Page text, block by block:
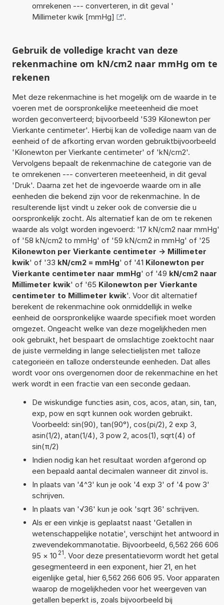
omrekenen --- converteren, in dit geval '
Millimeter kwik [mmHg]
'.
Gebruik de volledige kracht van deze
rekenmachine om kN/cm2 naar mmHg om te
rekenen
Met deze rekenmachine is het mogelijk om de waarde in te
voeren met de oorspronkelijke meeteenheid die moet
worden geconverteerd; bijvoorbeeld '539 Kilonewton per
Vierkante centimeter'. Hierbij kan de volledige naam van de
eenheid of de afkorting ervan worden gebruiktbijvoorbeeld
'Kilonewton per Vierkante centimeter' of 'kN/cm2'.
Vervolgens bepaalt de rekenmachine de categorie van de
te omrekenen --- converteren meeteenheid, in dit geval
'Druk'. Daarna zet het de ingevoerde waarde om in alle
eenheden die bekend zijn voor de rekenmachine. In de
resulterende lijst vindt u zeker ook de conversie die u
oorspronkelijk zocht. Als alternatief kan de om te rekenen
waarde als volgt worden ingevoerd: '17 kN/cm2 naar mmHg'
of '58 kN/cm2 to mmHg' of '59 kN/cm2 in mmHg' of '25
Kilonewton per Vierkante centimeter -> Millimeter
kwik' of '33 kN/cm2 = mmHg' of '41 Kilonewton per
Vierkante centimeter naar mmHg' of '49 kN/cm2 naar
Millimeter kwik' of '65 Kilonewton per Vierkante
centimeter to Millimeter kwik'. Voor dit alternatief
berekent de rekenmachine ook onmiddellijk in welke
eenheid de oorspronkelijke waarde specifiek moet worden
omgezet. Ongeacht welke van deze mogelijkheden men
ook gebruikt, het bespaart de omslachtige zoektocht naar
de juiste vermelding in lange selectielijsten met talloze
categorieën en talloze ondersteunde eenheden. Dat alles
wordt voor ons overgenomen door de rekenmachine en het
werk wordt in een fractie van een seconde gedaan.
De wiskundige functies asin, cos, acos, atan, sin, tan,
exp, pow en sqrt kunnen ook worden gebruikt.
Voorbeeld: sin(90), tan(90°), cos(pi/2), 2 exp 3,
asin(1/2), atan(1/4), 3 pow 2, acos(1), sqrt(4) of
sin(π/2)
Indien nodig kan het resultaat worden afgerond op
een bepaald aantal decimalen wanneer dit zinvol is.
In plaats van '4^3' kun je ook '4 exp 3' of '4 pow 3'
schrijven.
In plaats van '√36' kun je ook 'sqrt 36' schrijven.
Als er een vinkje is geplaatst naast 'Getallen in
wetenschappelijke notatie', verschijnt het antwoord in
zwevendekommanotatie. Bijvoorbeeld, 6,562 266 606
95 × 10 21. Voor deze presentatievorm wordt het getal
gesegmenteerd in een exponent, hier 21, en het
eigenlijke getal, hier 6,562 266 606 95. Voor apparaten
waarop de mogelijkheden voor het weergeven van
getallen beperkt is, zoals bijvoorbeeld bij